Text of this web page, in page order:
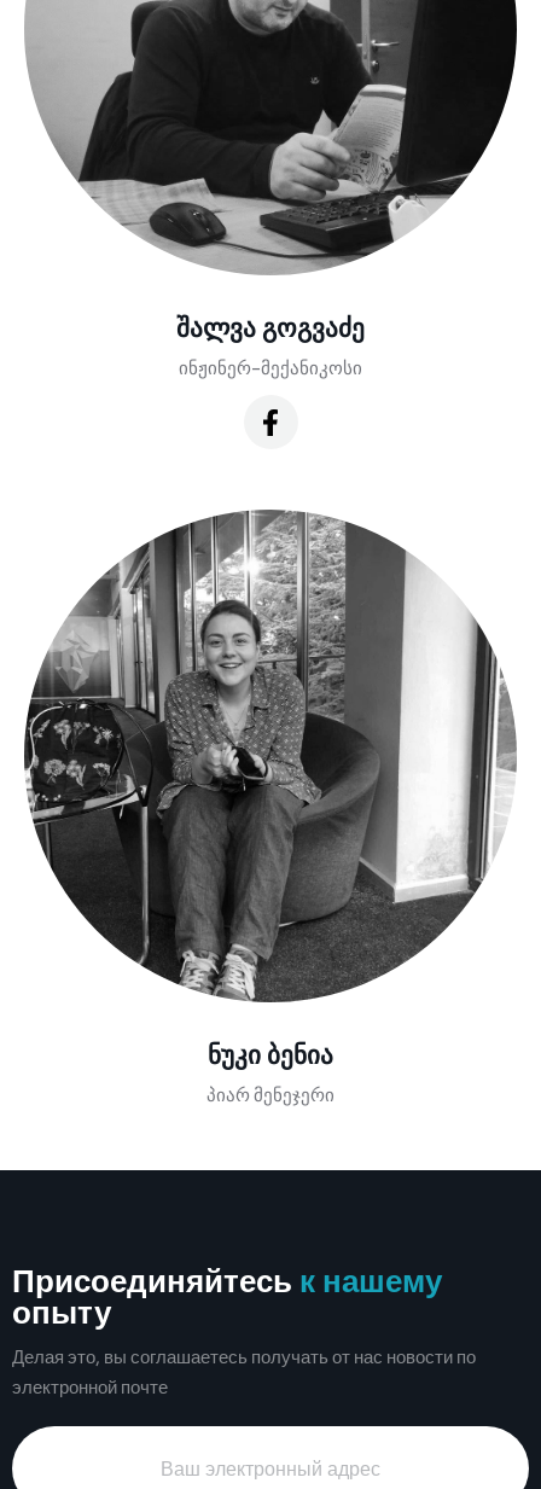
შალვა გოგვაძე
ინჟინერ-მექანიკოსი
ნუკი ბენია
პიარ მენეჯერი
Присоединяйтесь к нашему
опыту
Делая это, вы соглашаетесь получать от нас новости по
электронной почте